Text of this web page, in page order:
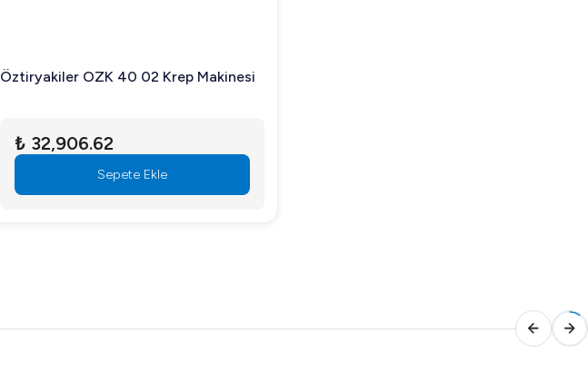
Öztiryakiler OZK 40 02 Krep Makinesi
₺ 32,906.62
Sepete Ekle